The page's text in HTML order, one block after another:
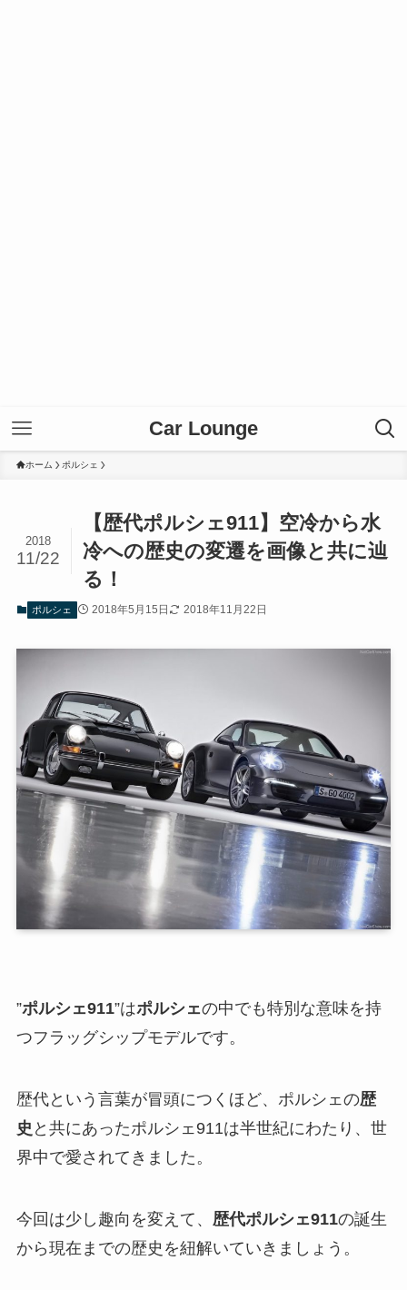
Car Lounge
ホーム ポルシェ
【歴代ポルシェ911】空冷から水
冷への歴史の変遷を画像と共に辿
る！
2018
11/22
ポルシェ 2018年5月15日 2018年11月22日
”ポルシェ911”はポルシェの中でも特別な意味を持
つフラッグシップモデルです。
歴代という言葉が冒頭につくほど、ポルシェの歴
史 と共にあったポルシェ911は半世紀にわたり、世
界中で愛されてきました。
今回は少し趣向を変えて、 歴代ポルシェ911の誕生
から現在までの歴史を紐解いていきましょう。